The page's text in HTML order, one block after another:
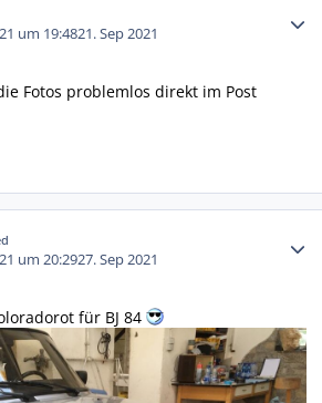
um 19:4821. Sep 2021
Fotos problemlos direkt im Post
um 20:2927. Sep 2021
für BJ 84